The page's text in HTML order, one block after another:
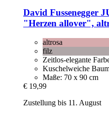
David Fussenegger
"Herzen allover",
altrosa
filz
Zeitlos-elegante
Kuschelweiche
Maße: 70 x 90 cm
€ 19,99
Zustellung bis 11. August